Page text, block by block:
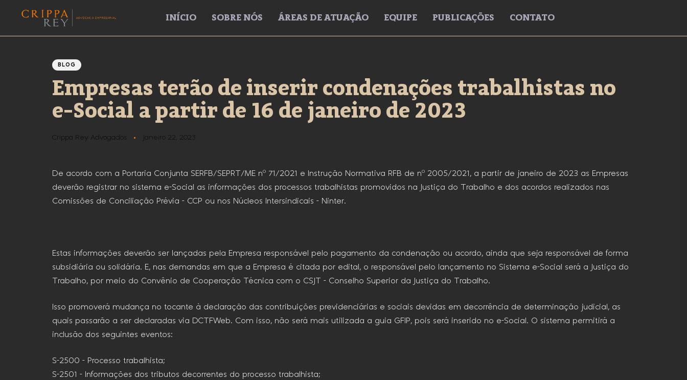
INÍCIO SOBRE NÓS ÁREAS DE ATUAÇÃO EQUIPE PUBLICAÇÕES CONTATO
BLOG
Empresas terão de inserir condenações trabalhistas no
e-Social a partir de 16 de janeiro de 2023
Crippa Rey Advogados janeiro 22, 2023
De acordo com a Portaria Conjunta SERFB/SEPRT/ME nº 71/2021 e Instrução Normativa RFB de nº 2005/2021, a partir de janeiro de 2023 as Empresas
deverão registrar no sistema e-Social as informações dos processos trabalhistas promovidos na Justiça do Trabalho e dos acordos realizados nas
Comissões de Conciliação Prévia – CCP ou nos Núcleos Intersindicais – Ninter.
Estas informações deverão ser lançadas pela Empresa responsável pelo pagamento da condenação ou acordo, ainda que seja responsável de forma
subsidiária ou solidária. E, nas demandas em que a Empresa é citada por edital, o responsável pelo lançamento no Sistema e-Social será a Justiça do
Trabalho, por meio do Convênio de Cooperação Técnica com o CSJT – Conselho Superior da Justiça do Trabalho.
Isso promoverá mudança no tocante à declaração das contribuições previdenciárias e sociais devidas em decorrência de determinação judicial, as
quais passarão a ser declaradas via DCTFWeb. Com isso, não será mais utilizada a guia GFIP, pois será inserido no e-Social. O sistema permitirá a
inclusão dos seguintes eventos:
S-2500 – Processo trabalhista;
S-2501 – Informações dos tributos decorrentes do processo trabalhista;